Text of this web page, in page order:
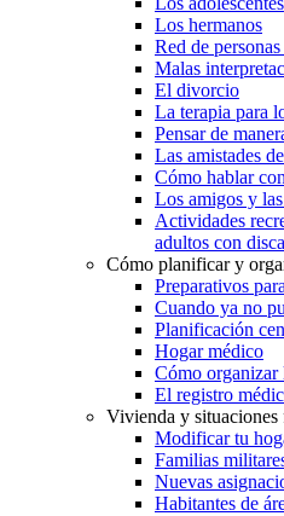
Los hermanos
Red de
Malas
El divorcio
La terapia para
Pensar de
Las amistades
Cómo hablar
Los amigos y
Actividades
adultos con
Cómo planificar y
Preparativos
Cuando ya no
Planificación
Hogar médico
Cómo organizar
El registro
Vivienda y situaciones
Modificar tu
Familias
Nuevas
Habitantes de